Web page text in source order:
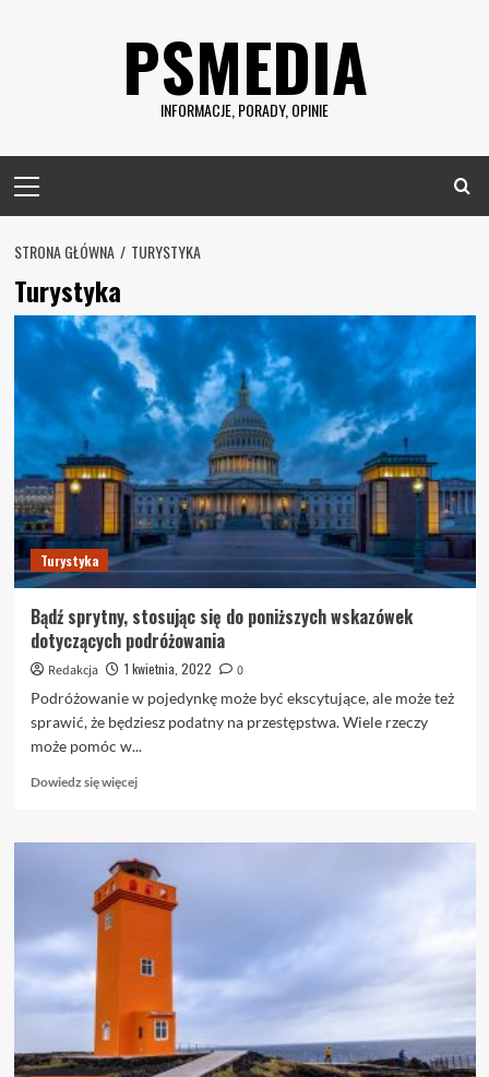
PSMEDIA
INFORMACJE, PORADY, OPINIE
Menu
STRONA GŁÓWNA TURYSTYKA
Turystyka
Turystyka
Bądź sprytny, stosując się do poniższych wskazówek
dotyczących podróżowania
Redakcja 1 kwietnia, 2022
0
Podróżowanie w pojedynkę może być ekscytujące, ale może też
sprawić, że będziesz podatny na przestępstwa. Wiele rzeczy
może pomóc w...
Dowiedz się więcejDowiedz
o
Bądź
sprytny,
stosując
poniższych
wskazówek
dotyczących
podróżowania